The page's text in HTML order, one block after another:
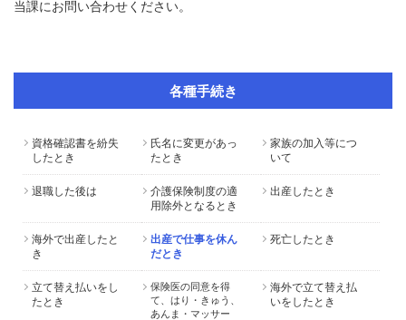
組
当課にお問い合わせください。
各種手続き
資格確認書を紛失
したとき
氏名に変更があっ
たとき
家族の加入等につ
いて
退職した後は
介護保険制度の適
用除外となるとき
出産したとき
海外で出産したと
き
出産で仕事を休ん
だとき
死亡したとき
立て替え払いをし
たとき
保険医の同意を得
て、はり・きゅう、
あんま・マッサー
海外で立て替え払
いをしたとき